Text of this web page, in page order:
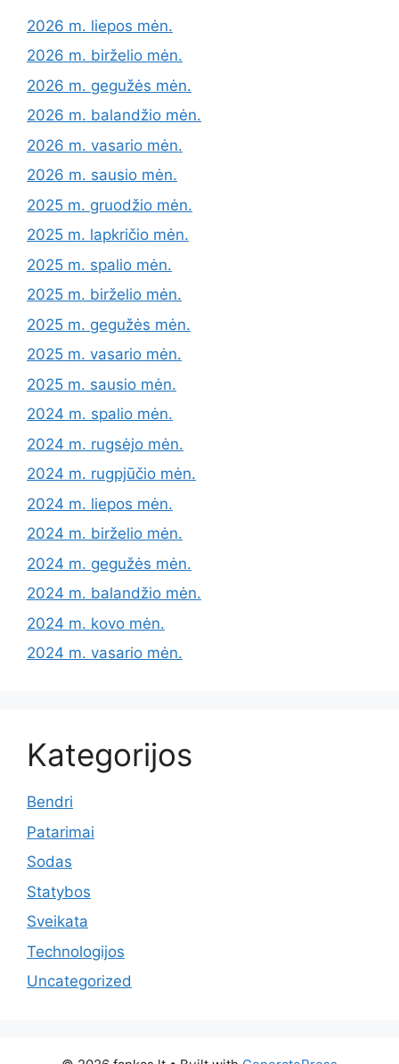
2026 m. liepos mėn.
2026 m. birželio mėn.
2026 m. gegužės mėn.
2026 m. balandžio mėn.
2026 m. vasario mėn.
2026 m. sausio mėn.
2025 m. gruodžio mėn.
2025 m. lapkričio mėn.
2025 m. spalio mėn.
2025 m. birželio mėn.
2025 m. gegužės mėn.
2025 m. vasario mėn.
2025 m. sausio mėn.
2024 m. spalio mėn.
2024 m. rugsėjo mėn.
2024 m. rugpjūčio mėn.
2024 m. liepos mėn.
2024 m. birželio mėn.
2024 m. gegužės mėn.
2024 m. balandžio mėn.
2024 m. kovo mėn.
2024 m. vasario mėn.
Kategorijos
Bendri
Patarimai
Sodas
Statybos
Sveikata
Technologijos
Uncategorized